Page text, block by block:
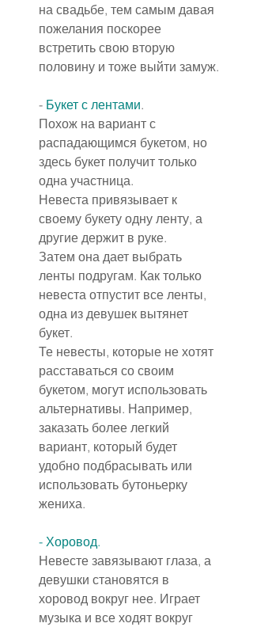
на свадьбе, тем самым давая
пожелания поскорее
встретить свою вторую
половину и тоже выйти замуж.
- Букет с лентами.
Похож на вариант с
распадающимся букетом, но
здесь букет получит только
одна участница.
Невеста привязывает к
своему букету одну ленту, а
другие держит в руке.
Затем она дает выбрать
ленты подругам. Как только
невеста отпустит все ленты,
одна из девушек вытянет
букет.
Те невесты, которые не хотят
расставаться со своим
букетом, могут использовать
альтернативы. Например,
заказать более легкий
вариант, который будет
удобно подбрасывать или
использовать бутоньерку
жениха.
- Хоровод.
Невесте завязывают глаза, а
девушки становятся в
хоровод вокруг нее. Играет
музыка и все ходят вокруг